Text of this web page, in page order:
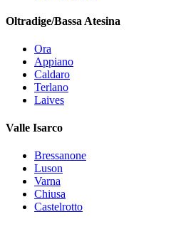
Oltradige/Bassa Atesina
Ora
Appiano
Caldaro
Terlano
Laives
Valle Isarco
Bressanone
Luson
Varna
Chiusa
Castelrotto